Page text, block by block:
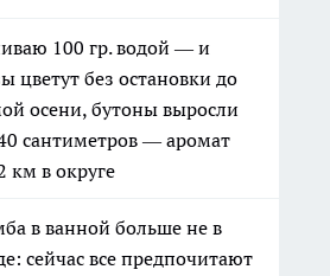
100 гр. водой — и
цветут без остановки до
осени, бутоны выросли
сантиметров — аромат
км в округе
в ванной больше не в
сейчас все предпочитают